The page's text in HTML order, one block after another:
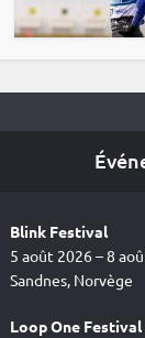
Blink Festival
5 août 2026 – 8
Sandnes, Norvège
Loop One Festival